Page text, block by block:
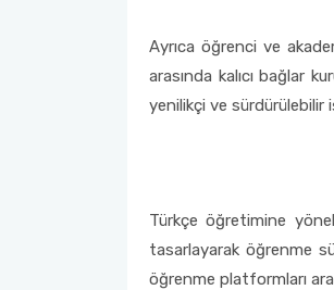
Ayrıca öğrenci ve
arasında kalıcı bağlar
yenilikçi ve sürdürülebilir
Türkçe öğretimine
tasarlayarak öğrenme
öğrenme platformları